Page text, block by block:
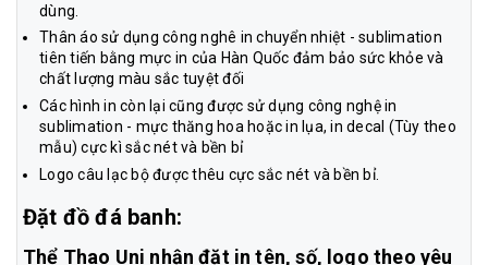
dùng.
Thân áo sử dụng công nghê in chuyển nhiệt - sublimation
tiên tiến bằng mực in của Hàn Quốc đảm bảo sức khỏe và
chất lượng màu sắc tuyệt đối
Các hình in còn lại cũng được sử dụng công nghệ in
sublimation - mực thăng hoa hoặc in lụa, in decal (Tùy theo
mẫu) cực kì sắc nét và bền bỉ
Logo câu lạc bộ được thêu cực sắc nét và bền bỉ.
Đặt đồ đá banh:
Thể Thao Uni nhận đặt in tên, số, logo theo yêu